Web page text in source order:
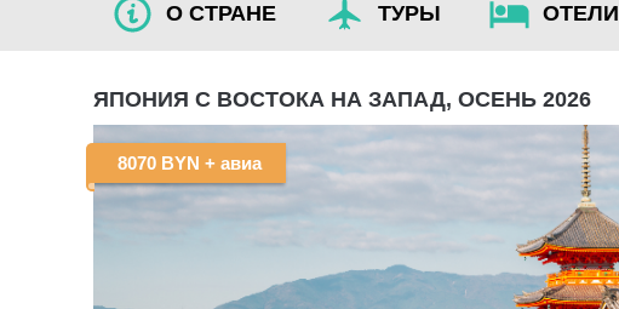
О СТРАНЕ ТУРЫ ОТЕЛИ
ЯПОНИЯ С ВОСТОКА НА ЗАПАД, ОСЕНЬ 2026
8070 BYN + авиа